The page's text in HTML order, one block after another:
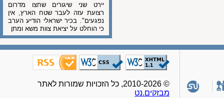
יירט שני שיגורים שחצו מדרום
רצועת עזה לעבר שטח הארץ, אין
נפגעים". בכיר ישראלי הודיע הערב
כי הוחלט על יציאת צוות משא ומתן
מבזקים.נט